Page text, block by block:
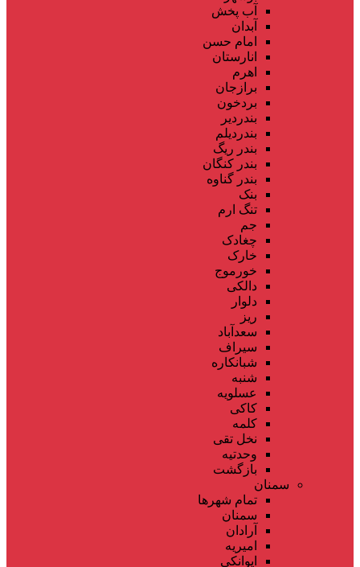
آب پخش
آبدان
امام حسن
انارستان
اهرم
برازجان
بردخون
بندردیر
بندردیلم
بندر ریگ
بندر کنگان
بندر گناوه
بنک
تنگ ارم
جم
چغادک
خارک
خورموج
دالکی
دلوار
ریز
سعدآباد
سیراف
شبانکاره
شنبه
عسلویه
کاکی
کلمه
نخل تقی
وحدتیه
بازگشت
سمنان
تمام شهر‌ها
سمنان
آرادان
امیریه
ایوانکی